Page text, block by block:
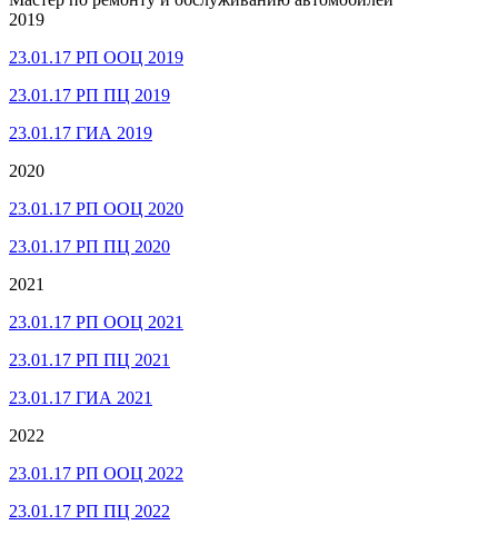
2019
23.01.17 РП ООЦ 2019
23.01.17 РП ПЦ 2019
23.01.17 ГИА 2019
2020
23.01.17 РП ООЦ 2020
23.01.17 РП ПЦ 2020
2021
23.01.17 РП ООЦ 2021
23.01.17 РП ПЦ 2021
23.01.17 ГИА 2021
2022
23.01.17 РП ООЦ 2022
23.01.17 РП ПЦ 2022